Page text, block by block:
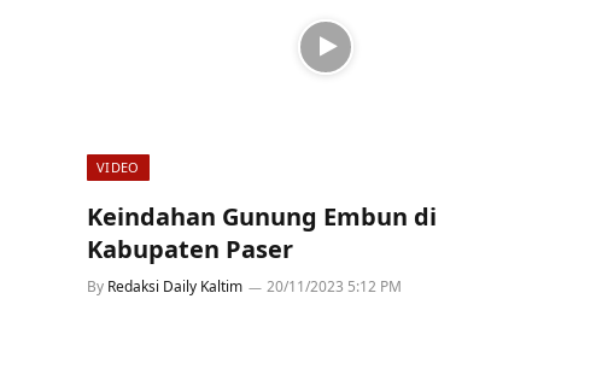
VIDEO
Keindahan Gunung Embun di
Kabupaten Paser
By Redaksi Daily Kaltim 20/11/2023 5:12 PM